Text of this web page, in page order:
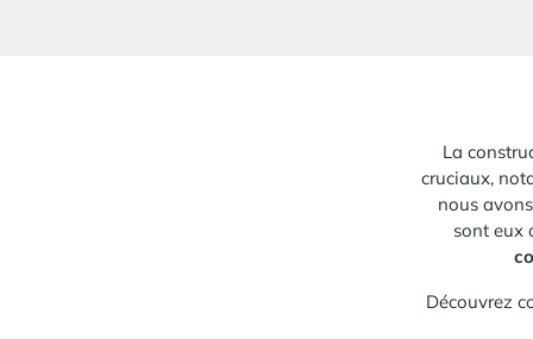
La
cruciaux,
nous
sont eux
Découvrez